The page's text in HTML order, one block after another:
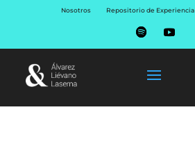
Nosotros Repositorio de Experiencia